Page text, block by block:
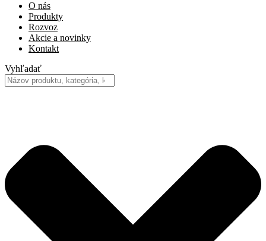
O nás
Produkty
Rozvoz
Akcie a novinky
Kontakt
Vyhľadať